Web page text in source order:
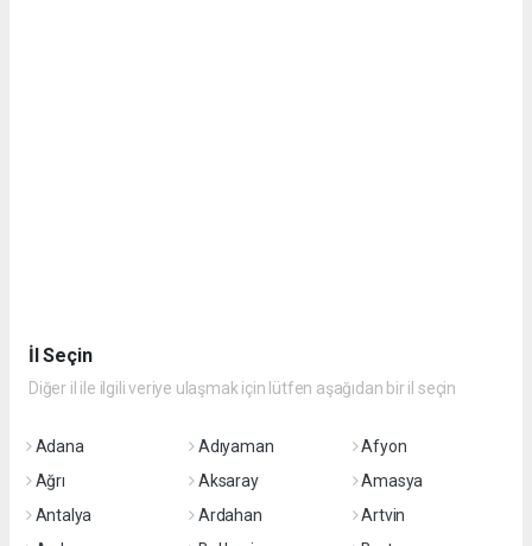
İl Seçin
Diğer il ile ilgili veriye ulaşmak için lütfen aşağıdan bir il seçin
Adana Adıyaman
Afyon
Ağrı
Aksaray
Amasya
Antalya
Ardahan
Artvin